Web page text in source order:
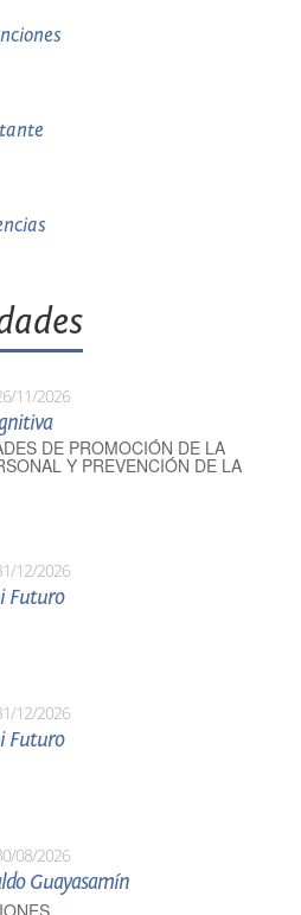
11/2026
DE PROMOCIÓN DE LA
Y PREVENCIÓN DE LA
12/2026
Futuro
12/2026
Futuro
08/2026
Guayasamín